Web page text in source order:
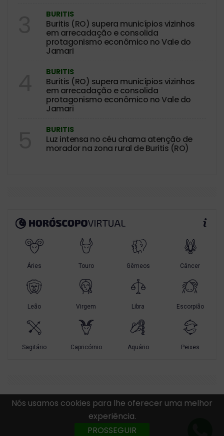
Nós usamos cookies para lhe oferecer uma melhor
experiência.
PROSSEGUIR
BURITIS
Buritis (RO) supera municípios vizinhos
em arrecadação e consolida
protagonismo econômico no Vale do
Jamari
BURITIS
Buritis (RO) supera municípios vizinhos
em arrecadação e consolida
protagonismo econômico no Vale do
Jamari
BURITIS
Luz intensa no céu chama atenção de
morador na zona rural de Buritis (RO)